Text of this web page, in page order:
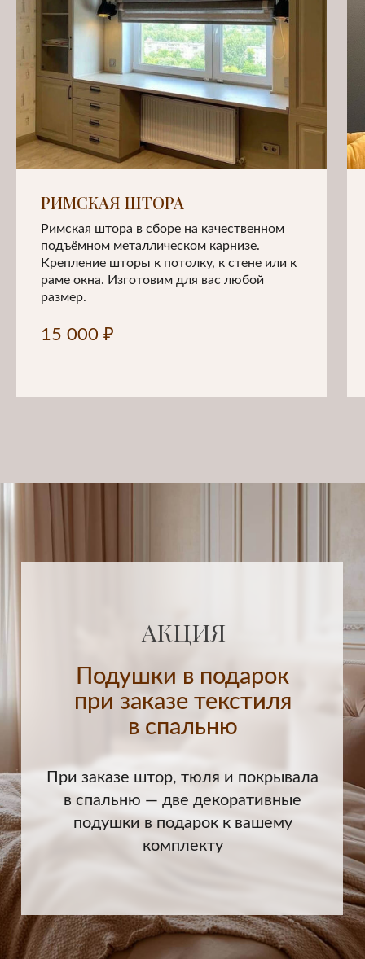
РИМСКАЯ ШТОРА
Римская штора в сборе на качественном
подъёмном металлическом карнизе.
Крепление шторы к потолку, к стене или к
раме окна. Изготовим для вас любой
размер.
15 000 ₽
04
ПОШИВ
05
МОНТАЖ
06
РАЗВЕСКА
НАШИ ОТЗЫВЫ
Что говорят клиенты
СМОТРЕТЬ
Яндекс Картах
4,9